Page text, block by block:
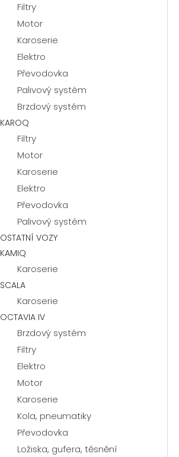
Filtry
Motor
Karoserie
Elektro
Převodovka
Palivový systém
Brzdový systém
KAROQ
Filtry
Motor
Karoserie
Elektro
Převodovka
Palivový systém
OSTATNÍ VOZY
KAMIQ
Karoserie
SCALA
Karoserie
OCTAVIA IV
Brzdový systém
Filtry
Elektro
Motor
Karoserie
Kola, pneumatiky
Převodovka
Ložiska, gufera, těsnění